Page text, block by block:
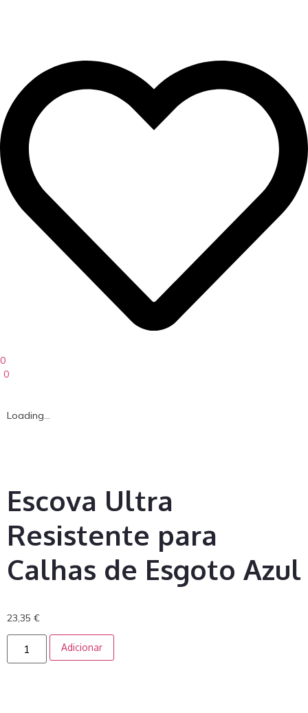
0
0
Loading...
Escova Ultra
Resistente para
Calhas de Esgoto Azul
23,35 €
Adicionar